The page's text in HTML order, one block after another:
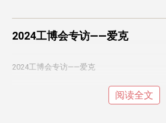
2024工博会专访——爱克
2024工博会专访——爱克
阅读全文